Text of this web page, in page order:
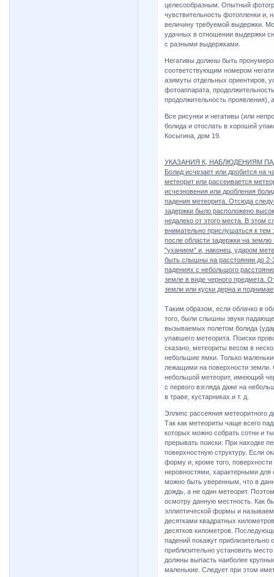
целесообразным. Опытный
чувствительность фотопленки и,
величину требуемой выдержки.
удачных в отношении выдержки
с разными выдержками.
Негативы должны быть
соответствующим номером
азимуты отдельных ориентиров,
фотоаппарата,
продолжительность проявления),
Все рисунки и негативы (или
болида и отослать в хорошей
Косыгина, дом 19.
УКАЗАНИЯ К, НАБЛЮДЕНИЯМ
Болид исчезает или дробится на
метеорит или рассеивается
исчезновения или дробления
падения метеорита. Отсюда
задержки было расположено
недалеко от этого места. В этом
внимательно прислушаться к
после области задержки на
"уханием" и, наконец, ударом
быть слышны на расстоянии до 2-
падениях с небольшого
земле в виде черного предмета.
земли или куски дерна и
Таким образом, если облачко в
того, были слышны звуки
вызываемых полетом болида
упавшего метеорита. Поиски
сказано, метеориты весом в
небольшие ямки. Только
лежащими на поверхности земли.
небольшой метеорит, имеющий
с первого взгляда даже на
в траве, кустарниках и т. д.
Эллипс рассеяния метеоритного
Так как метеориты чаще всего
которых можно собрать сотни и
прерывать поиски. При находке
поверхностную структуру. Если
форму и, кроме того,
неровностями, характерными для
можно быть уверенным, что в
дождь, а не один метеорит.
осмотру данную местность. Как
эллиптической формы и
десятками квадратных
десятков километров.
падений покажут приблизительно
приблизительно установить
должны выпасть наиболее
маленькие. Следует при этом